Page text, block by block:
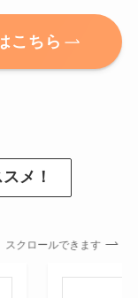
こちら
メ！
スクロールできます